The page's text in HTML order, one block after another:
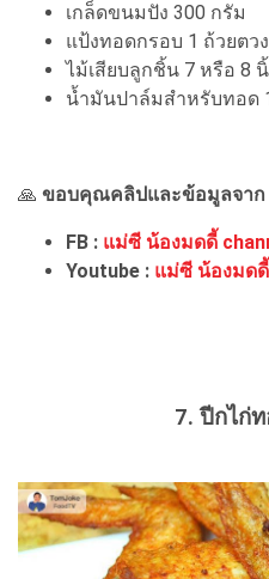
เกล็ดขนมปัง 300 กรัม
แป้งทอดกรอบ 1 ถ้วยตว
ไม้เสียบลูกชิ้น 7 หรือ 8
น้ำมันปาล์มสำหรับทอด
🙏 ขอบคุณคลิปและข้อมูลจาก
FB : แม่ซี น้องมดดี้
Youtube : แม่ซี น้องมด
7. ปีกไก่